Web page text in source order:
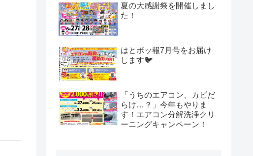
夏の大感謝祭を開催しまし
た！
はとポッ報7月号をお届け
します🐦
「うちのエアコン、カビだ
らけ…？」今年もやりま
す！エアコン分解洗浄クリ
ーニングキャンペーン！